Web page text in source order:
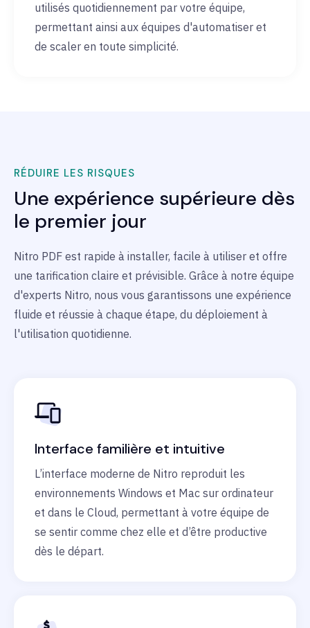
utilisés quotidiennement par votre équipe,
permettant ainsi aux équipes d'automatiser et
de scaler en toute simplicité.
RÉDUIRE LES RISQUES
Une expérience supérieure dès
le premier jour
Nitro PDF est rapide à installer, facile à utiliser et offre
une tarification claire et prévisible. Grâce à notre équipe
d'experts Nitro, nous vous garantissons une expérience
fluide et réussie à chaque étape, du déploiement à
l'utilisation quotidienne.
Interface familière et intuitive
L’interface moderne de Nitro reproduit les
environnements Windows et Mac sur ordinateur
et dans le Cloud, permettant à votre équipe de
se sentir comme chez elle et d’être productive
dès le départ.